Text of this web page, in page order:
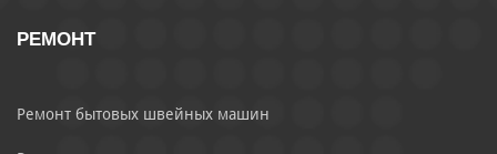
РЕМОНТ
Ремонт бытовых швейных машин